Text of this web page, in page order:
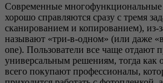
Современные многофункциональные
хорошо справляются сразу с тремя
сканированием и копированием), из-
называют «три-в-одном» (или даже
one). Пользователи все чаще отдают
универсальным решениям, тогда как
всего покупают профессионалы,